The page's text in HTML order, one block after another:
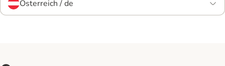
Österreich / de